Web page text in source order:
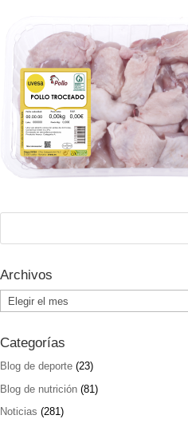
Archivos
Archivos
Categorías
Blog de deporte (23)
Blog de nutrición (81)
Noticias (281)